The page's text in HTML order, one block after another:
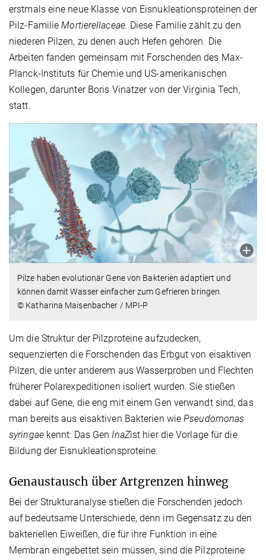
erstmals eine neue Klasse von Eisnukleationsproteinen der
Pilz-FamilieMortierellaceae. Diese Familie zählt zu den
niederen Pilzen, zu denen auch Hefen gehören. Die
Arbeiten fanden gemeinsam mit Forschenden des Max-
Planck-Instituts für Chemie und US-amerikanischen
Kollegen, darunter Boris Vinatzer von der Virginia Tech,
statt.
Pilze haben evolutionär Gene von Bakterien adaptiert und
können damit Wasser einfacher zum Gefrieren bringen.
© Katharina Maisenbacher / MPI-P
Um die Struktur der Pilzproteine aufzudecken,
sequenzierten die Forschenden das Erbgut von eisaktiven
Pilzen, die unter anderem aus Wasserproben und Flechten
früherer Polarexpeditionen isoliert wurden. Sie stießen
dabei auf Gene, die eng mit einem Gen verwandt sind, das
man bereits aus eisaktiven Bakterien wiePseudomonas
syringaekennt: Das GenInaZist hier die Vorlage für die
Bildung der Eisnukleationsproteine.
Genaustausch über Artgrenzen hinweg
Bei der Strukturanalyse stießen die Forschenden jedoch
auf bedeutsame Unterschiede, denn im Gegensatz zu den
bakteriellen Eiweißen, die für ihre Funktion in eine
Membran eingebettet sein müssen, sind die Pilzproteine